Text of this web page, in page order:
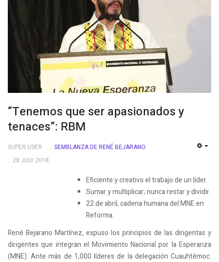
“Tenemos que ser apasionados y
tenaces”: RBM
SUPER USER
SEMBLANZA DE RENÉ BEJARANO
28 JULY 2018
Eficiente y creativo el trabajo de un líder.
Sumar y multiplicar; nunca restar y dividir.
22 de abril, cadena humana del MNE en
Reforma.
René Bejarano Martínez, expuso los principios de las dirigentas y
dirigentes que integran el Movimiento Nacional por la Esperanza
(MNE). Ante más de 1,000 líderes de la delegación Cuauhtémoc.